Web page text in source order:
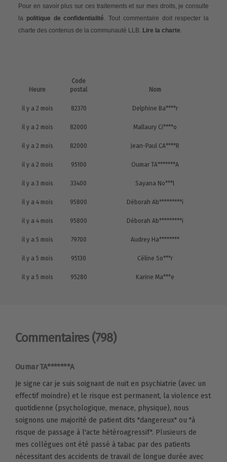
Pour en savoir plus sur ces traitements et sur mes droits, je consulte
la politique de confidentialité. Tout commentaire doit respecter la
charte des contenus de la communauté LLB. Lire la charte.
Heure
Code
postal
Nom
il y a 2 mois 82370 Delphine Ba****r
il y a 2 mois 82000 Mallaury Ci****o
il y a 2 mois 82000 Jean-Paul CA****R
il y a 2 mois 95100 Oumar TA*******A
il y a 3 mois 33400 Sayana No***l
il y a 4 mois 95800 Déborah Ab*********i
il y a 4 mois 95800 Déborah Ab*********i
il y a 5 mois 79700 Audrey Ha********
il y a 5 mois 95130 Céline So***r
il y a 5 mois 95280 Karine Ma***e
Commentaires (798)
Oumar TA*******A
Je signe car je suis soignant de nuit en psychiatrie (avec un
effectif moindre) et le risque est permanent, la violence est
quotidienne (psychologique, menace, physique), nous
soignons une majorité de patient dits "dangereux" ou "à
risque de passage à l'acte hétéroagressif". Plusieurs de
mes collègues ont été passé à tabac par des patients
nécessitant des accidents de travail de longue durée avec